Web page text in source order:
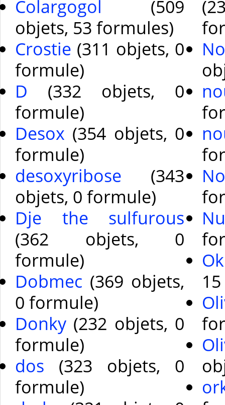
Colargogol (509
objets, 53 formules)
Crostie (311 objets, 0
formule)
D (332 objets, 0
formule)
Desox (354 objets, 0
formule)
desoxyribose (343
objets, 0 formule)
Dje the sulfurous
(362 objets, 0
formule)
Dobmec (369 objets,
0 formule)
Donky (232 objets, 0
formule)
dos (323 objets, 0
formule)